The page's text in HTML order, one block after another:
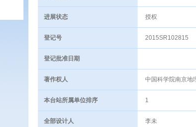
进展状态 授权
登记号 2015SR102815
登记批准日期
著作权人 中国科学院南京地
本台站所属单位排序 1
全部设计人 李未